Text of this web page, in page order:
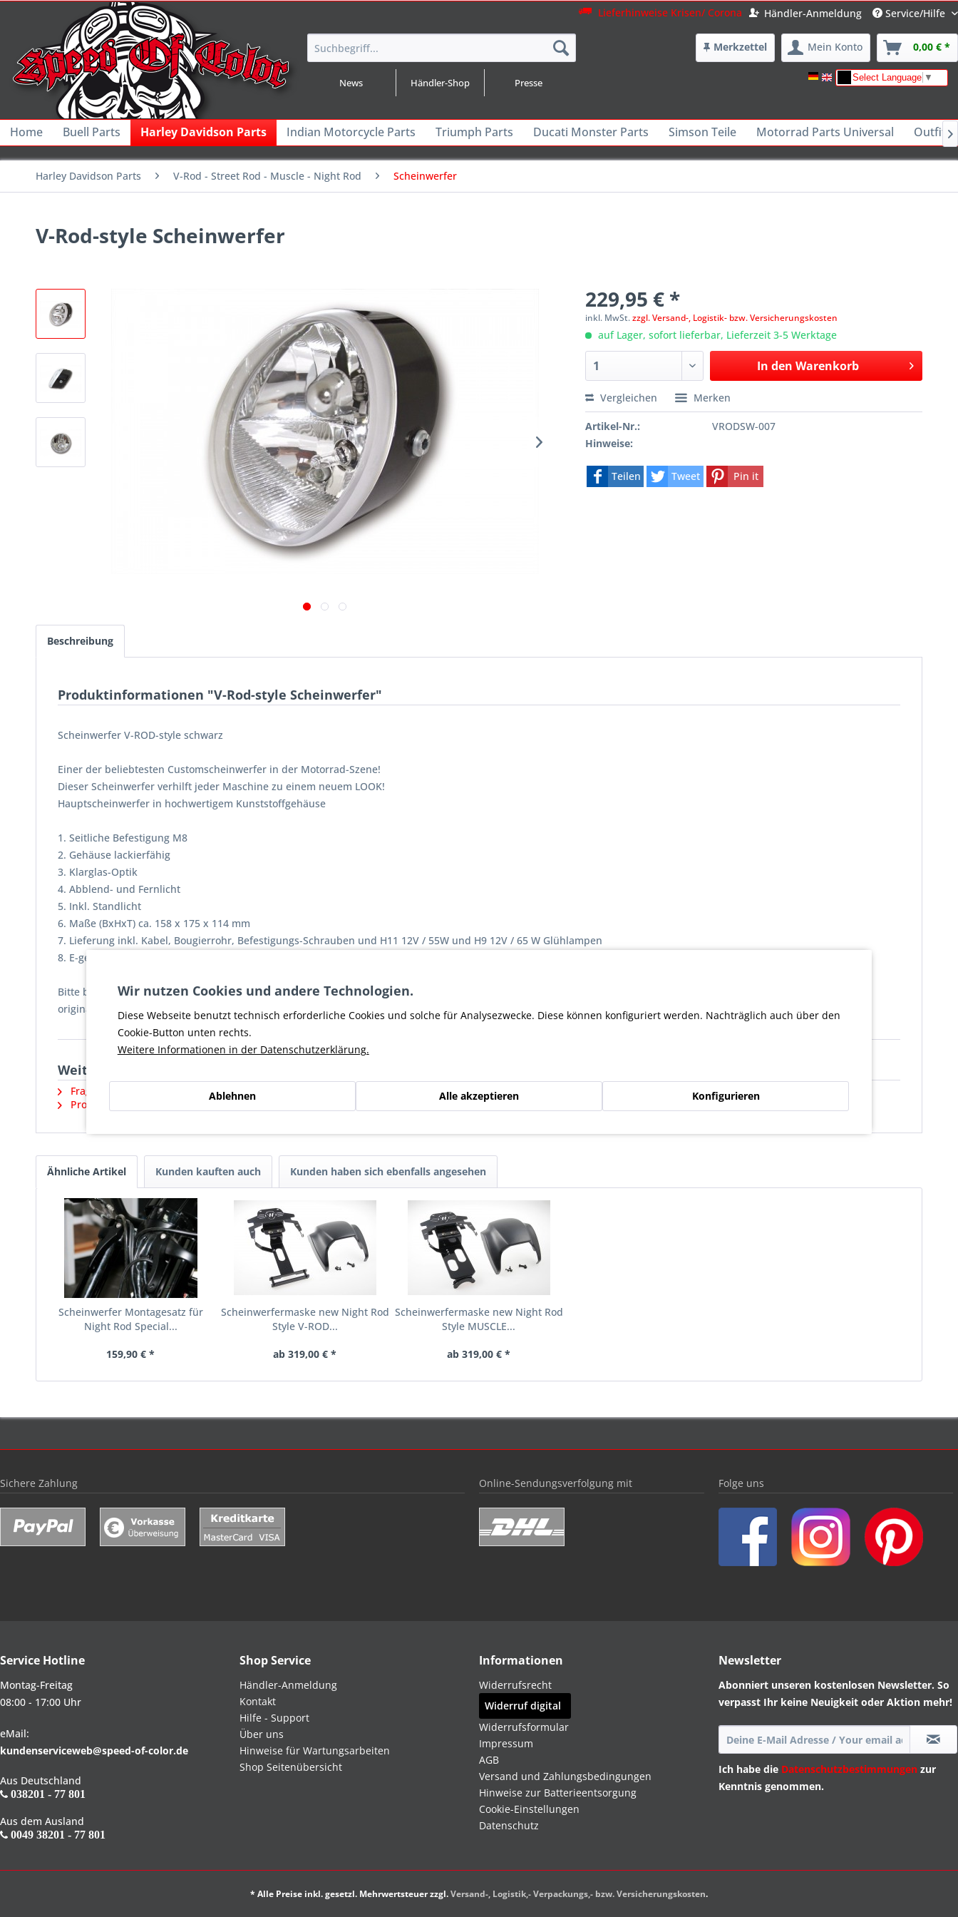
Lieferhinweise Krisen/ Corona Händler-Anmeldung Service/Hilfe
News Händler-Shop Presse
Merkzettel Mein Konto 0,00 € *
Select Language ▼
Home Buell Parts Harley Davidson Parts Indian Motorcycle Parts Triumph Parts Ducati Monster Parts Simson Teile Motorrad Parts Universal Outfits
Harley Davidson Parts V-Rod - Street Rod - Muscle - Night Rod Scheinwerfer
V-Rod-style Scheinwerfer
229,95 € *
inkl. MwSt.zzgl. Versand-, Logistik- bzw. Versicherungskosten
auf Lager, sofort lieferbar, Lieferzeit 3-5 Werktage
In den Warenkorb
Vergleichen Merken
Artikel-Nr.:
VRODSW-007
Hinweise:
Teilen Tweet Pin it
Beschreibung
Produktinformationen "V-Rod-style Scheinwerfer"
Scheinwerfer V-ROD-style schwarz
Einer der beliebtesten Customscheinwerfer in der Motorrad-Szene!
Dieser Scheinwerfer verhilft jeder Maschine zu einem neuem LOOK!
Hauptscheinwerfer in hochwertigem Kunststoffgehäuse
1. Seitliche Befestigung M8
2. Gehäuse lackierfähig
3. Klarglas-Optik
4. Abblend- und Fernlicht
5. Inkl. Standlicht
6. Maße (BxHxT) ca. 158 x 175 x 114 mm
7. Lieferung inkl. Kabel, Bougierrohr, Befestigungs-Schrauben und H11 12V / 55W und H9 12V / 65 W Glühlampen
8. E-geprüft
Bitte bei der Planung beachten, dass der Scheinwerfer mit HD Halter, sehr eng an der Gabel gehalten ist! Es kann hier je nach Fahrzeug zu einem Platz-Konflikt mit den
original Instrumenten/-Haltern und dem Zündschloss kommen.
Weiterführende Links zu "V-Rod-style Scheinwerfer"
Fragen zum Artikel?
Produktsicherheit und weitere Artikel vom Hersteller SOC
Ähnliche Artikel Kunden kauften auch Kunden haben sich ebenfalls angesehen
Scheinwerfer Montagesatz für
Night Rod Special...
159,90 € *
Scheinwerfermaske new Night Rod
Style V-ROD...
ab 319,00 € *
Scheinwerfermaske new Night Rod
Style MUSCLE...
ab 319,00 € *
Sichere Zahlung Online-Sendungsverfolgung mit Folge uns
Service Hotline
Montag-Freitag
08:00 - 17:00 Uhr
eMail:
kundenserviceweb@speed-of-color.de
Aus Deutschland
038201 - 77 801
Aus dem Ausland
0049 38201 - 77 801
Shop Service
Händler-Anmeldung
Kontakt
Hilfe - Support
Über uns
Hinweise für Wartungsarbeiten
Shop Seitenübersicht
Informationen
Widerrufsrecht
Widerruf digital
Widerrufsformular
Impressum
AGB
Versand und Zahlungsbedingungen
Hinweise zur Batterieentsorgung
Cookie-Einstellungen
Datenschutz
Newsletter
Abonniert unseren kostenlosen Newsletter. So
verpasst Ihr keine Neuigkeit oder Aktion mehr!
Ich habe die Datenschutzbestimmungen zur
Kenntnis genommen.
* Alle Preise inkl. gesetzl. Mehrwertsteuer zzgl.Versand-, Logistik,- Verpackungs,- bzw. Versicherungskosten.
Wir nutzen Cookies und andere Technologien.
Diese Webseite benutzt technisch erforderliche Cookies und solche für Analysezwecke. Diese können konfiguriert werden. Nachträglich auch über den
Cookie-Button unten rechts.
Weitere Informationen in der Datenschutzerklärung.
Ablehnen Alle akzeptieren Konfigurieren